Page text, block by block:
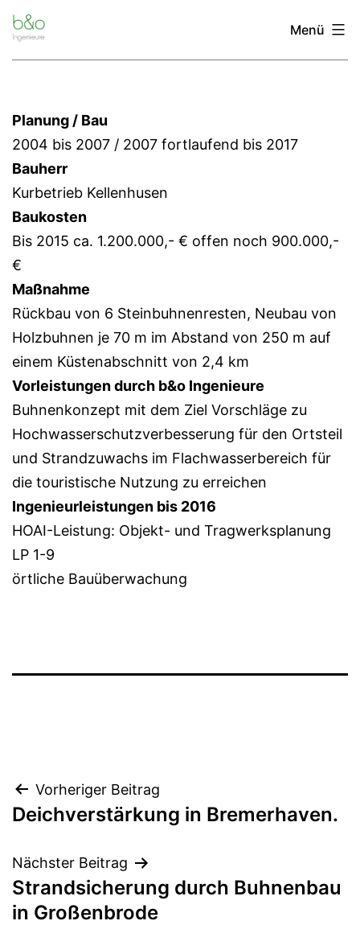
Zum
Inhalt
springen
Menü
Planung / Bau
2004 bis 2007 / 2007 fortlaufend bis 2017
Bauherr
Kurbetrieb Kellenhusen
Baukosten
Bis 2015 ca. 1.200.000,- € offen noch 900.000,-
€
Maßnahme
Rückbau von 6 Steinbuhnenresten, Neubau von
Holzbuhnen je 70 m im Abstand von 250 m auf
einem Küstenabschnitt von 2,4 km
Vorleistungen durch b&o Ingenieure
Buhnenkonzept mit dem Ziel Vorschläge zu
Hochwasserschutzverbesserung für den Ortsteil
und Strandzuwachs im Flachwasserbereich für
die touristische Nutzung zu erreichen
Ingenieurleistungen bis 2016
HOAI-Leistung: Objekt- und Tragwerksplanung
LP 1-9
örtliche Bauüberwachung
Beitragsnavigation
Vorheriger Beitrag
Deichverstärkung in Bremerhaven.
Nächster Beitrag
Strandsicherung durch Buhnenbau
in Großenbrode